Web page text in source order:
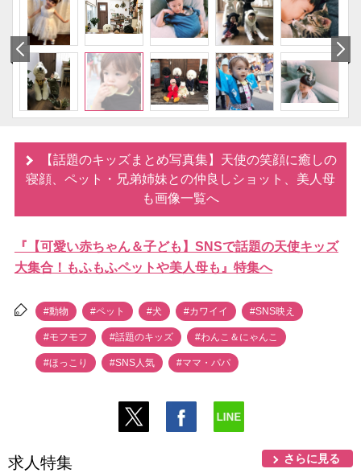
【話題のキッズまとめ写真集】天使の笑顔に癒しの
寝顔、ペット・兄弟姉妹との仲良しショット、美人母
も画像一覧へ
『【可愛い赤ちゃん＆子ども】SNSで話題の天使キッズ
大集合！もふもふペットや美人母も』特集へ
#動物 #ペット #犬 #カワイイ #SNS映え
#モフモフ #話題のキッズ #わんこ＆にゃんこ
#ほっこり #SNS人気 #ママ・パパ
求人特集 さらに見る